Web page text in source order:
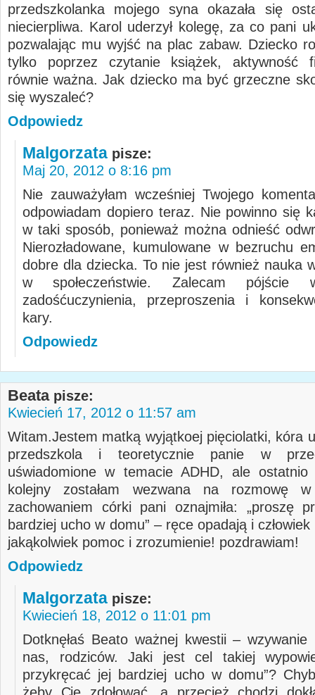
przedszkolanka mojego syna okazała się
niecierpliwa. Karol uderzył kolegę, za co pani
pozwalając mu wyjść na plac zabaw. Dziecko
tylko poprzez czytanie książek, aktywność
równie ważna. Jak dziecko ma być grzeczne
się wyszaleć?
Odpowiedz
Malgorzata pisze:
Maj 20, 2012 o 8:16 pm
Nie zauważyłam wcześniej Twojego
odpowiadam dopiero teraz. Nie powinno się
w taki sposób, ponieważ można odnieść
Nierozładowane, kumulowane w bezruchu
dobre dla dziecka. To nie jest również nauka
w społeczeństwie. Zalecam pójście
zadośćuczynienia, przeproszenia i
kary.
Odpowiedz
Beata pisze:
Kwiecień 17, 2012 o 11:57 am
Witam.Jestem matką wyjątkoej pięciolatki, kóra
przedszkola i teoretycznie panie w
uświadomione w temacie ADHD, ale
kolejny zostałam wezwana na rozmowę
zachowaniem córki pani oznajmiła: „proszę
bardziej ucho w domu” – ręce opadają i
jakąkolwiek pomoc i zrozumienie! pozdrawiam!
Odpowiedz
Malgorzata pisze:
Kwiecień 18, 2012 o 11:01 pm
Dotknęłaś Beato ważnej kwestii –
nas, rodziców. Jaki jest cel takiej
przykręcać jej bardziej ucho w domu”?